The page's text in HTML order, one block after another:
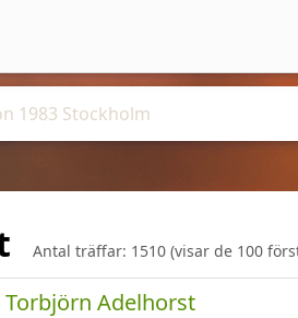
Antal träffar: 1510 (visar de 100
Adelhorst